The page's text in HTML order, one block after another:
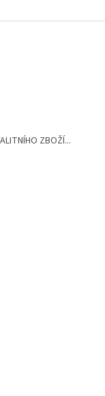
ZBOŽÍ...